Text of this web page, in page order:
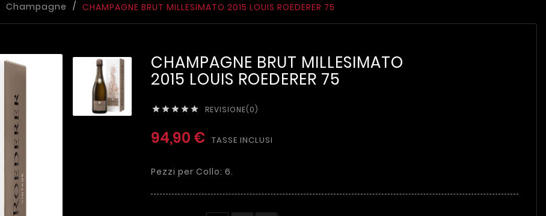
Champagne CHAMPAGNE BRUT MILLESIMATO 2015 LOUIS ROEDERER 75
CHAMPAGNE BRUT MILLESIMATO
2015 LOUIS ROEDERER 75
     REVISIONE(0)
94,90 € TASSE INCLUSI
Pezzi per Collo: 6.